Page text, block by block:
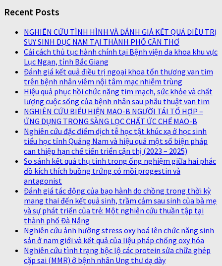
Recent Posts
NGHIÊN CỨU TÌNH HÌNH VÀ ĐÁNH GIÁ KẾT QUẢ ĐIỀU TRỊ
SUY SINH DỤC NAM TẠI THÀNH PHỐ CẦN THƠ
Cải cách thủ tục hành chính tại Bệnh viện đa khoa khu vực
Lục Ngạn, tỉnh Bắc Giang
Đánh giá kết quả điều trị ngoại khoa tổn thương van tim
trên bệnh nhân viêm nội tâm mạc nhiễm trùng
Hiệu quả phục hồi chức năng tim mạch, sức khỏe và chất
lượng cuộc sống của bệnh nhân sau phẫu thuật van tim
NGHIÊN CỨU BIỂU HIỆN MAO-B NGƯỜI TÁI TỔ HỢP –
ỨNG DỤNG TRONG SÀNG LỌC CHẤT ỨC CHẾ MAO-B
Nghiên cứu đặc điểm dịch tễ học tật khúc xạ ở học sinh
tiểu học tỉnh Quảng Nam và hiệu quả một số biện pháp
can thiệp hạn chế tiến triển cận thị (2023 – 2025)
So sánh kết quả thụ tinh trong ống nghiệm giữa hai phác
đồ kích thích buồng trứng có mồi progestin và
antagonist
Đánh giá tác động của bạo hành do chồng trong thời kỳ
mang thai đến kết quả sinh, trầm cảm sau sinh của bà mẹ
và sự phát triển của trẻ: Một nghiên cứu thuần tập tại
thành phố Đà Nẵng
Nghiên cứu ảnh hưởng stress oxy hoá lên chức năng sinh
sản ở nam giới và kết quả của liệu pháp chống oxy hóa
Nghiên cứu tình trạng bộc lộ các protein sửa chữa ghép
cặp sai (MMR) ở bệnh nhân Ung thư dạ dày